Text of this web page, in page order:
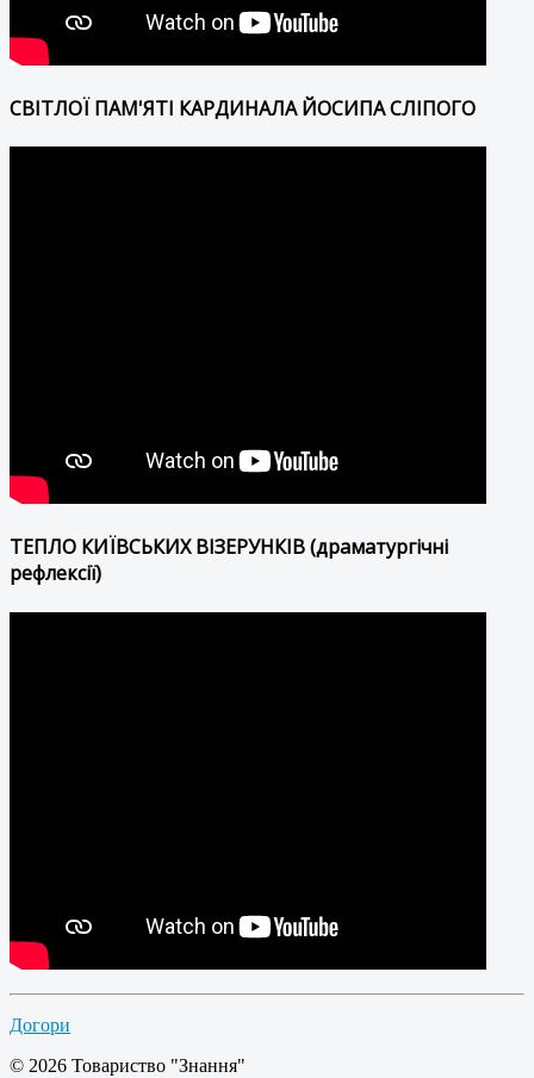
СВІТЛОЇ ПАМ'ЯТІ КАРДИНАЛА ЙОСИПА СЛІПОГО
ТЕПЛО КИЇВСЬКИХ ВІЗЕРУНКІВ (драматургічні
рефлексії)
Догори
© 2026 Товариство "Знання"